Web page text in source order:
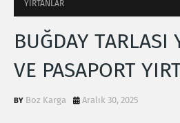
YIRTANLAR
BUĞDAY TARLASI
VE PASAPORT
Boz Karga Aralık 30, 2025